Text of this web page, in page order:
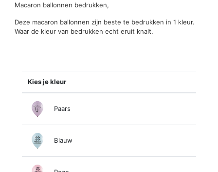
Macaron ballonnen bedrukken,
Deze macaron ballonnen zijn beste te bedrukken in 1 kleur.
Waar de kleur van bedrukken echt eruit knalt.
Kies je kleur
Paars
Blauw